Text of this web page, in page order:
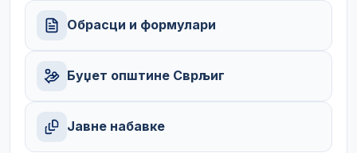
Обрасци и формулари
Буџет општине Сврљиг
Јавне набавке